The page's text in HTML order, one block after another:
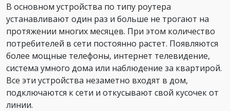
В основном устройства по типу роутера
устанавливают один раз и больше не трогают на
протяжении многих месяцев. При этом количество
потребителей в сети постоянно растет. Появляются
более мощные телефоны, интернет телевидение,
система умного дома или наблюдение за квартирой.
Все эти устройства незаметно входят в дом,
подключаются к сети и откусывают свой кусочек от
линии.